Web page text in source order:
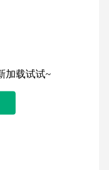
加载试试~